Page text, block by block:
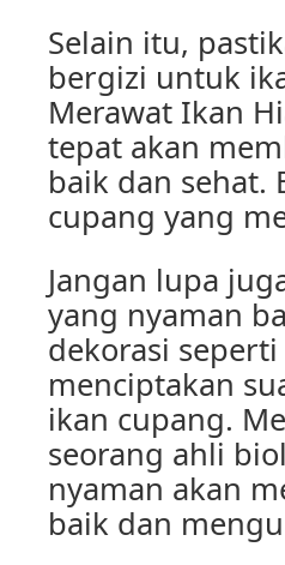
Selain itu,
bergizi untuk
Merawat Ikan
tepat akan
baik dan sehat.
cupang yang
Jangan lupa
yang nyaman
dekorasi
menciptakan
ikan cupang.
seorang ahli
nyaman akan
baik dan